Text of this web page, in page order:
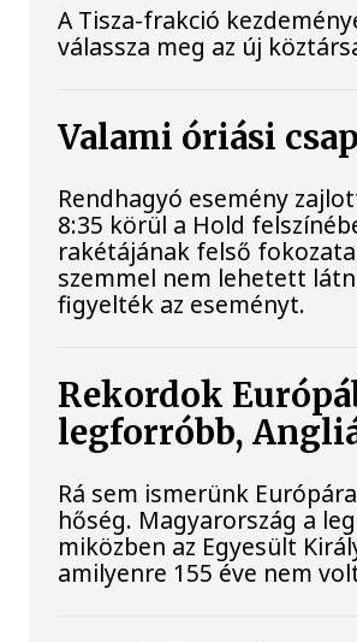
A Tisza-frakció
válassza meg az új
Valami óriási
Rendhagyó esemény
8:35 körül a Hold
rakétájának felső
szemmel nem lehetett
figyelték az eseményt.
Rekordok
legforróbb,
Rá sem ismerünk
hőség. Magyarország a
miközben az Egyesült
amilyenre 155 éve nem